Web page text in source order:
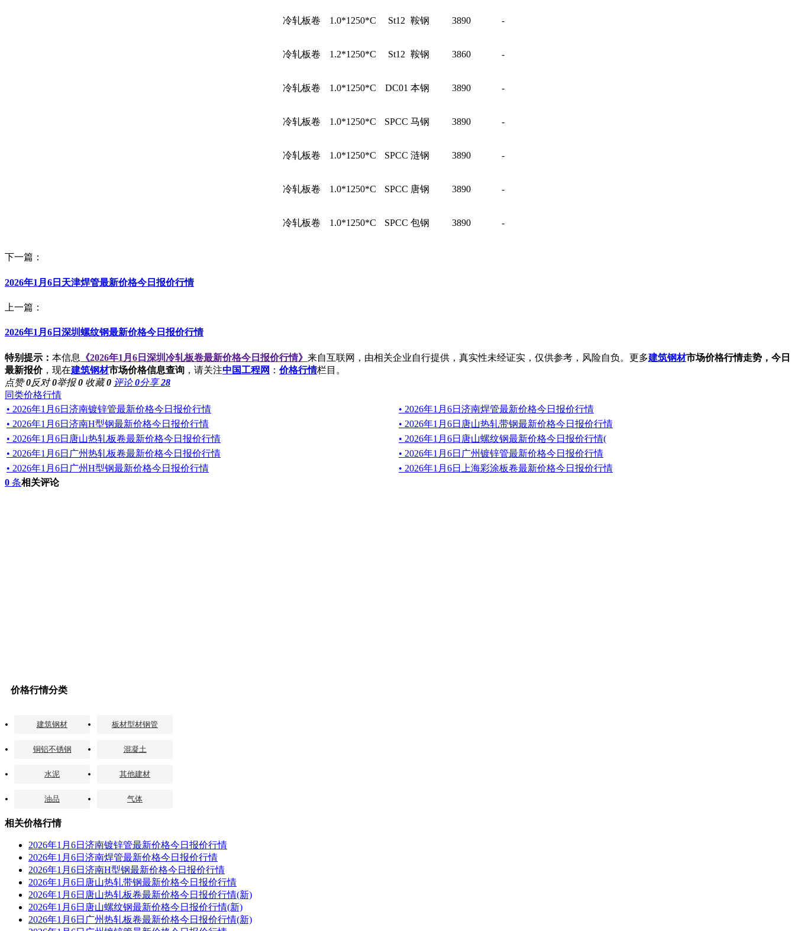
冷轧板卷 1.0*1250*C St12 鞍钢 3890 -
冷轧板卷 1.2*1250*C St12 鞍钢 3860 -
冷轧板卷 1.0*1250*C DC01 本钢 3890 -
冷轧板卷 1.0*1250*C SPCC 马钢 3890 -
冷轧板卷 1.0*1250*C SPCC 涟钢 3890 -
冷轧板卷 1.0*1250*C SPCC 唐钢 3890 -
冷轧板卷 1.0*1250*C SPCC 包钢 3890 -
下一篇：
2026年1月6日天津焊管最新价格今日报价行情
上一篇：
2026年1月6日深圳螺纹钢最新价格今日报价行情
特别提示： 本信息 《2026年1月6日深圳冷轧板卷最新价格今日报价行情》 来自互联网，由相关企业自行提供，真实性未经证实，仅供参考，风险自负。更多建筑钢材市场价格行情走势，今日
最新报价，现在建筑钢材市场价格信息查询 ，请关注中国工程网 ： 价格行情栏目。
点赞0反对0举报0 收藏0 评论0分享28
同类价格行情
• 2026年1月6日济南镀锌管最新价格今日报价行情
• 2026年1月6日济南焊管最新价格今日报价行情
• 2026年1月6日济南H型钢最新价格今日报价行情
• 2026年1月6日唐山热轧带钢最新价格今日报价行情
• 2026年1月6日唐山热轧板卷最新价格今日报价行情
• 2026年1月6日唐山螺纹钢最新价格今日报价行情(
• 2026年1月6日广州热轧板卷最新价格今日报价行情
• 2026年1月6日广州镀锌管最新价格今日报价行情
• 2026年1月6日广州H型钢最新价格今日报价行情
• 2026年1月6日上海彩涂板卷最新价格今日报价行情
0 条相关评论
价格行情分类
建筑钢材 板材型材钢管
铜铝不锈钢 混凝土
水泥 其他建材
油品 气体
相关价格行情
2026年1月6日济南镀锌管最新价格今日报价行情
2026年1月6日济南焊管最新价格今日报价行情
2026年1月6日济南H型钢最新价格今日报价行情
2026年1月6日唐山热轧带钢最新价格今日报价行情
2026年1月6日唐山热轧板卷最新价格今日报价行情(新)
2026年1月6日唐山螺纹钢最新价格今日报价行情(新)
2026年1月6日广州热轧板卷最新价格今日报价行情(新)